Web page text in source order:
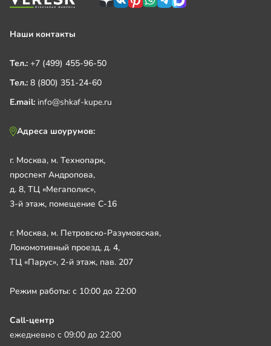
Наши контакты
Тел.: +7 (499) 455-96-50
Тел.: 8 (800) 351-24-60
E.mail: info@shkaf-kupe.ru
Адреса шоурумов:
г. Москва, м. Технопарк,
проспект Андропова,
д. 8, ТЦ «Мегаполис»,
3-й этаж, помещение С-16
г. Москва, м. Петровско-Разумовская,
Локомотивный проезд, д. 4,
ТЦ «Парус», 2-й этаж, пав. 207
Режим работы: с 10:00 до 22:00
Call-центр
ежедневно с 09:00 до 22:00